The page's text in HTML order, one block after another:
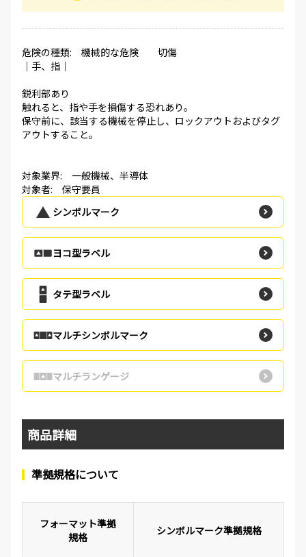
危険の種類: 機械的な危険 切傷
│手、指│
鋭利部あり
触れると、指や手を損傷する恐れあり。
保守前に、該当する機械を停止し、ロックアウトおよびタグ
アウトすること。
対象業界: 一般機械、半導体
対象者: 保守要員
シンボルマーク
ヨコ型ラベル
タテ型ラベル
マルチシンボルマーク
マルチランゲージ
商品詳細
準拠規格について
フォーマット準拠
規格
シンボルマーク準拠規格